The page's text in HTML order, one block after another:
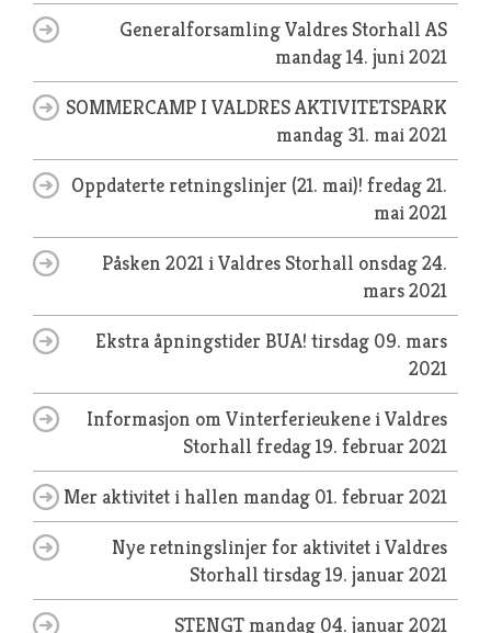
Generalforsamling Valdres Storhall AS
mandag 14. juni 2021
SOMMERCAMP I VALDRES AKTIVITETSPARK
mandag 31. mai 2021
Oppdaterte retningslinjer (21. mai)! fredag 21.
mai 2021
Påsken 2021 i Valdres Storhall onsdag 24.
mars 2021
Ekstra åpningstider BUA! tirsdag 09. mars
2021
Informasjon om Vinterferieukene i Valdres
Storhall fredag 19. februar 2021
Mer aktivitet i hallen mandag 01. februar 2021
Nye retningslinjer for aktivitet i Valdres
Storhall tirsdag 19. januar 2021
STENGT mandag 04. januar 2021